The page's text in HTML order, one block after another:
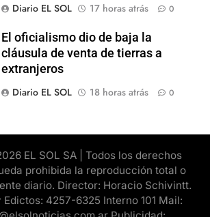
Diario EL SOL
17 horas atrás 0
El oficialismo dio de baja la
cláusula de venta de tierras a
extranjeros
Diario EL SOL
18 horas atrás 0
EL SOL SA | Todos los derechos
prohibida la reproducción total o
diario. Director: Horacio Schivintt.
4257-6325 Interno 101 Mail: